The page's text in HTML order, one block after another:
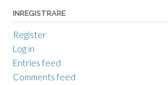
INREGISTRARE
Register
Log in
Entries feed
Comments feed